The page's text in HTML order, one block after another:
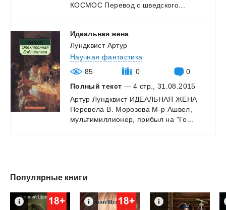
КОСМОС Перевод с шведского...
Идеальная жена
Лундквист Артур
Научная фантастика
85
0
0
Полный текст — 4 стр., 31.08.2015
Артур Лундквист ИДЕАЛЬНАЯ ЖЕНА
Перевела В. Морозова М-р Ашвел,
мультимиллионер,
прибыл на "Го...
Популярные книги